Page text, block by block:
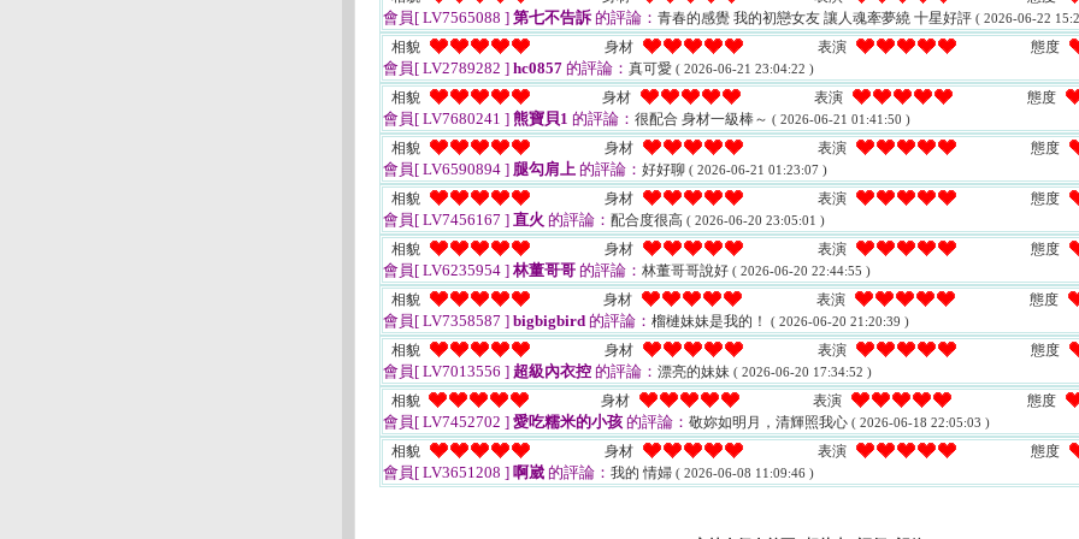
會員[ LV7565088 ] 第七不告訴 的評論： 青春的感覺 我的初戀女友 讓人魂牽夢繞 十星好評 ( 2026-06-22
相貌 身材 表演 態度
會員[ LV2789282 ] hc0857 的評論： 真可愛 ( 2026-06-21 23:04:22 )
相貌 身材 表演 態度
會員[ LV7680241 ] 熊寶貝1 的評論： 很配合 身材一級棒～ ( 2026-06-21 01:41:50 )
相貌 身材 表演 態度
會員[ LV6590894 ] 腿勾肩上 的評論： 好好聊 ( 2026-06-21 01:23:07 )
相貌 身材 表演 態度
會員[ LV7456167 ] 直火 的評論： 配合度很高 ( 2026-06-20 23:05:01 )
相貌 身材 表演 態度
會員[ LV6235954 ] 林董哥哥 的評論： 林董哥哥說好 ( 2026-06-20 22:44:55 )
相貌 身材 表演 態度
會員[ LV7358587 ] bigbigbird 的評論： 榴槤妹妹是我的！ ( 2026-06-20 21:20:39 )
相貌 身材 表演 態度
會員[ LV7013556 ] 超級內衣控 的評論： 漂亮的妹妹 ( 2026-06-20 17:34:52 )
相貌 身材 表演 態度
會員[ LV7452702 ] 愛吃糯米的小孩 的評論： 敬妳如明月，清輝照我心 ( 2026-06-18 22:05:03 )
相貌 身材 表演 態度
會員[ LV3651208 ] 啊崴 的評論： 我的 情婦 ( 2026-06-08 11:09:46 )